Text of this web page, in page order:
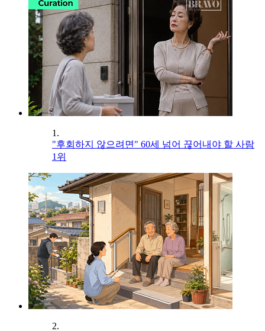
1.
"후회하지 않으려면" 60세 넘어 끊어내야 할 사람
1위
2.